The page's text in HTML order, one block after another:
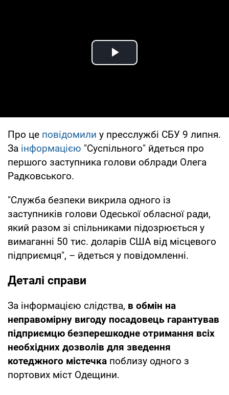
Play Video
Про це повідомили у пресслужбі СБУ 9 липня.
За інформацією "Суспільного" йдеться про
першого заступника голови облради Олега
Радковського.
"Служба безпеки викрила одного із
заступників голови Одеської обласної ради,
який разом зі спільниками підозрюється у
вимаганні 50 тис. доларів США від місцевого
підприємця", – йдеться у повідомленні.
Деталі справи
За інформацією слідства, в обмін на
неправомірну вигоду посадовець гарантував
підприємцю безперешкодне отримання всіх
необхідних дозволів для зведення
котеджного містечка поблизу одного з
портових міст Одещини.